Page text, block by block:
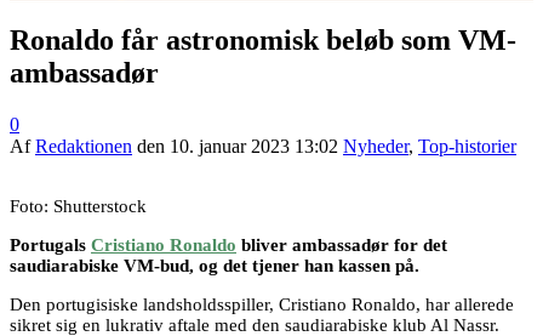
Ronaldo får astronomisk beløb som VM-
ambassadør
0
AfRedaktionen den 10. januar 2023 13:02 Nyheder, Top-historier
Foto: Shutterstock
Portugals Cristiano Ronaldo bliver ambassadør for det
saudiarabiske VM-bud, og det tjener han kassen på.
Den portugisiske landsholdsspiller, Cristiano Ronaldo, har allerede
sikret sig en lukrativ aftale med den saudiarabiske klub Al Nassr.